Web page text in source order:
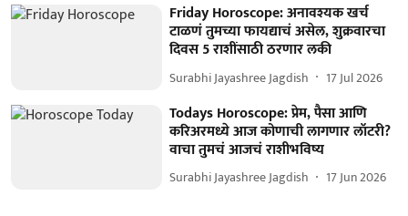
Friday Horoscope: अनावश्यक खर्च
टाळणं तुमच्या फायद्याचं असेल, शुक्रवारचा
दिवस 5 राशींसाठी ठरणार लकी
Surabhi Jayashree Jagdish 17 Jul 2026
Todays Horoscope: प्रेम, पैसा आणि
करिअरमध्ये आज कोणाची लागणार लॉटरी?
वाचा तुमचं आजचं राशीभविष्य
Surabhi Jayashree Jagdish 17 Jun 2026